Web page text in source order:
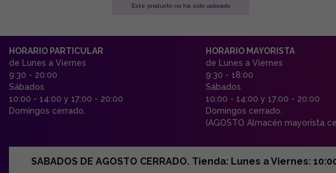
Este producto no ha sido valorado
HORARIO PARTICULAR
de Lunes a Viernes
9:30 - 20:00
Sábados
10:00 - 14:00 y 17:00 - 20:00
Domingos cerrado.
HORARIO MAYORISTA
de Lunes a Viernes
9:30 - 18:00
Sábados
10:00 - 14:00 y 17:00 - 20:00
Domingos cerrado.
(AGOSTO Almacén mayorista
SABADOS DE AGOSTO CERRADO. Tienda: Lunes a Viernes: